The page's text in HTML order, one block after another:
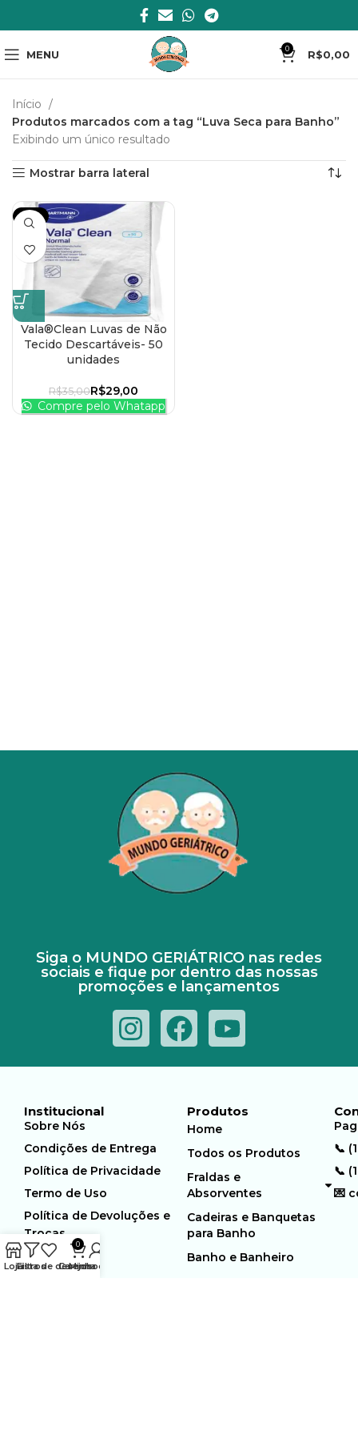
MENU 0 R$0,00
Início
Produtos marcados com a tag “Luva Seca para Banho”
Exibindo um único resultado
Mostrar barra lateral
-17%
Vala®Clean Luvas de Não
Tecido Descartáveis- 50
unidades
R$35,00R$29,00
Compre pelo Whatapp
Siga o MUNDO GERIÁTRICO nas redes
sociais e fique por dentro das nossas
promoções e lançamentos
Institucional
Sobre Nós
Condições de Entrega
Política de Privacidade
Termo de Uso
Política de Devoluções e
Trocas
Produtos
Home
Todos os Produtos
Fraldas e
Absorventes
Cadeiras e Banquetas
para Banho
Banho e Banheiro
📞
📞
💌
LojaFiltros
Lista de desejos
0
Carrinho
Minha conta